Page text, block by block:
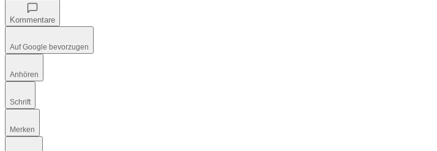
Kommentare
Auf Google bevorzugen
Anhören
Schrift
Merken